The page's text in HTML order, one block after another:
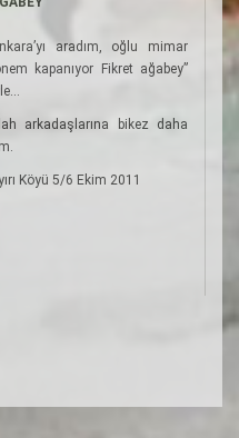
aradım, oğlu mimar
kapanıyor Fikret ağabey”
arkadaşlarına bikez daha
Köyü 5/6 Ekim 2011